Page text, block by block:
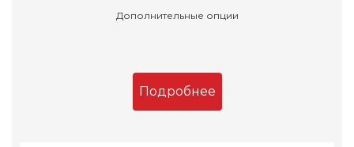
Дополнительные опции
Подробнее